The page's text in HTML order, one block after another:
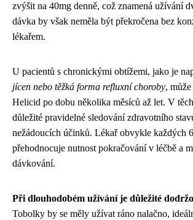
zvýšit na 40mg denně, což znamená užívání
dávka by však neměla být překročena bez
lékařem.
U pacientů s chronickými obtížemi, jako je
jícen nebo těžká forma refluxní choroby,
Helicid po dobu několika měsíců až let. V
důležité pravidelné sledování zdravotního
nežádoucích účinků. Lékař obvykle každých
přehodnocuje nutnost pokračování v léčbě a
dávkování.
Při dlouhodobém užívání je důležité
Tobolky by se měly užívat ráno nalačno,